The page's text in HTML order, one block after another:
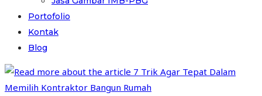
Portofolio
Kontak
Blog